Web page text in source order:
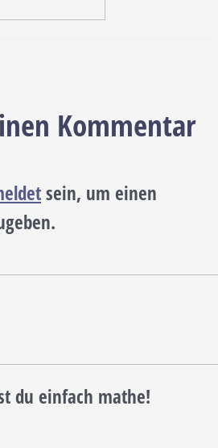
Kommentar
sein, um einen
du einfach mathe!